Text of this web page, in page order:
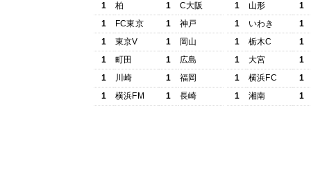
1
柏 1
C大阪
1
FC東京 1
神戸
1
東京V 1
岡山
1
町田 1
広島
1
川崎 1
福岡
1
横浜FM 1 長崎
1
山形
1
1
いわき
1
1
栃木C
1
1
大宮
1
1
横浜FC
1
1
湘南 1